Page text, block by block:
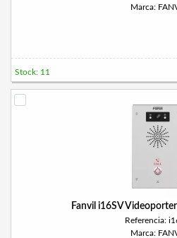
Marca:
Stock: 11
Fanvil i16SV
Referencia:
Marca: